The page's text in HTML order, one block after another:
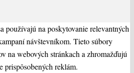
používajú na poskytovanie relevantných
návštevníkom. Tieto súbory
na webových stránkach a zhromažďujú
prispôsobených reklám.